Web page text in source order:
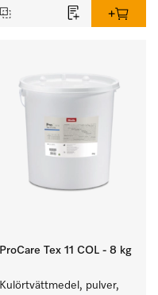
ProCare Tex 11 COL - 8 kg
Kulörtvättmedel, pulver,